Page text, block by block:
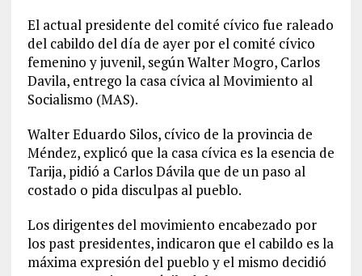
El actual presidente del comité cívico fue raleado
del cabildo del día de ayer por el comité cívico
femenino y juvenil, según Walter Mogro, Carlos
Davila, entrego la casa cívica al Movimiento al
Socialismo (MAS).
Walter Eduardo Silos, cívico de la provincia de
Méndez, explicó que la casa cívica es la esencia de
Tarija, pidió a Carlos Dávila que de un paso al
costado o pida disculpas al pueblo.
Los dirigentes del movimiento encabezado por
los past presidentes, indicaron que el cabildo es la
máxima expresión del pueblo y el mismo decidió